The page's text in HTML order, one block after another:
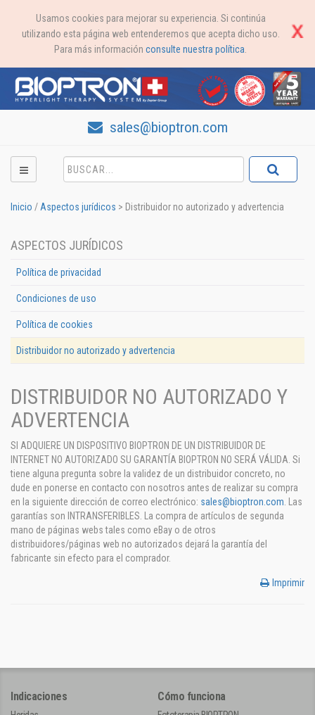
Usamos cookies para mejorar su experiencia. Si continúa
utilizando esta página web entenderemos que acepta dicho uso.
Para más información consulte nuestra política
sales@bioptron.com
Inicio / Aspectos jurídicos > Distribuidor no autorizado y advertencia
ASPECTOS JURÍDICOS
Política de privacidad
Condiciones de uso
Política de cookies
Distribuidor no autorizado y advertencia
DISTRIBUIDOR NO AUTORIZADO Y
ADVERTENCIA
SI ADQUIERE UN DISPOSITIVO BIOPTRON DE UN DISTRIBUIDOR DE
INTERNET NO AUTORIZADO SU GARANTÍA BIOPTRON NO SERÁ VÁLIDA. Si
tiene alguna pregunta sobre la validez de un distribuidor concreto, no
dude en ponerse en contacto con nosotros antes de realizar su compra
en la siguiente dirección de correo electrónico: sales@bioptron.com . Las
garantías son INTRANSFERIBLES. La compra de artículos de segunda
mano de páginas webs tales como eBay o de otros
distribuidores/páginas web no autorizados dejará la garantía del
fabricante sin efecto para el comprador.
Imprimir
Indicaciones Cómo funciona